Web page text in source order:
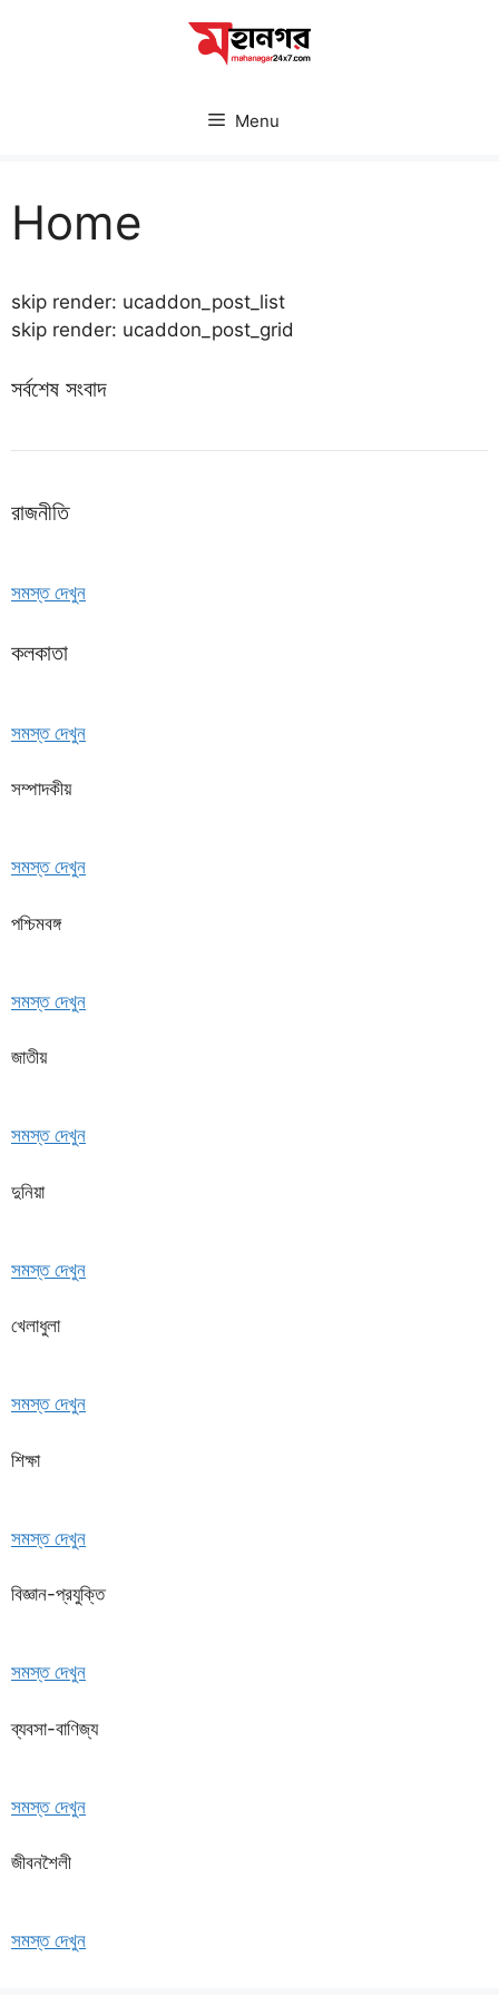
Menu
Home
skip render: ucaddon_post_list
skip render: ucaddon_post_grid
সর্বশেষ সংবাদ
রাজনীতি
সমস্ত দেখুন
কলকাতা
সমস্ত দেখুন
সম্পাদকীয়
সমস্ত দেখুন
পশ্চিমবঙ্গ
সমস্ত দেখুন
জাতীয়
সমস্ত দেখুন
দুনিয়া
সমস্ত দেখুন
খেলাধুলা
সমস্ত দেখুন
শিক্ষা
সমস্ত দেখুন
বিজ্ঞান-প্রযুক্তি
সমস্ত দেখুন
ব্যবসা-বাণিজ্য
সমস্ত দেখুন
জীবনশৈলী
সমস্ত দেখুন